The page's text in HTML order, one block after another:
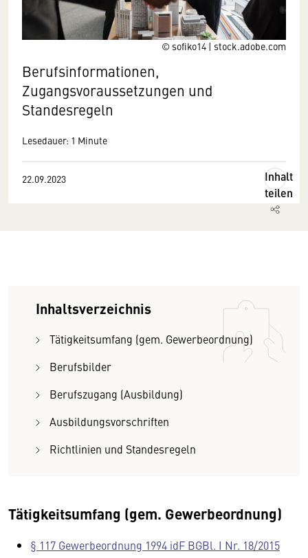
© sofiko14 | stock.adobe.com
Berufsinformationen,
Zugangsvoraussetzungen und
Standesregeln
Lesedauer: 1 Minute
22.09.2023
Inhalt
teilen
Inhaltsverzeichnis
Tätigkeitsumfang (gem. Gewerbeordnung)
Berufsbilder
Berufszugang (Ausbildung)
Ausbildungsvorschriften
Richtlinien und Standesregeln
Tätigkeitsumfang (gem. Gewerbeordnung)
§ 117 Gewerbeordnung 1994 idF BGBl. I Nr. 18/2015